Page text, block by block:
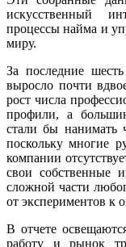
искусственный
процессы найма и
миру.
За последние
выросло почти
рост числа
профили, а
стали бы нанимать
поскольку многие
компании
свои собственные
сложной части
от экспериментов к
В отчете
работу и рынок